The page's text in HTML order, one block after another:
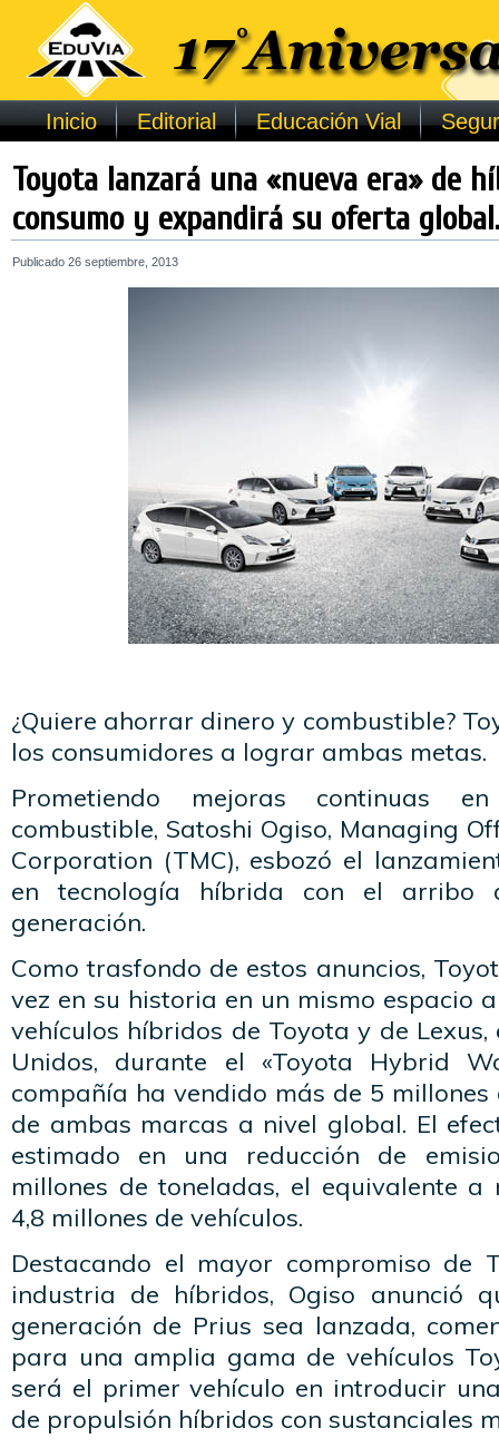
Inicio Editorial Educación Vial
Toyota lanzará una «nueva era» de
consumo y expandirá su oferta global.
Publicado 26 septiembre, 2013
¿Quiere ahorrar dinero y combustible?
los consumidores a lograr ambas metas.
Prometiendo mejoras continuas
combustible, Satoshi Ogiso, Managing
Corporation (TMC), esbozó el
en tecnología híbrida con el arribo
generación.
Como trasfondo de estos anuncios,
vez en su historia en un mismo espacio
vehículos híbridos de Toyota y de Lexus,
Unidos, durante el «Toyota Hybrid
compañía ha vendido más de 5
de ambas marcas a nivel global. El
estimado en una reducción de
millones de toneladas, el equivalente
4,8 millones de vehículos.
Destacando el mayor compromiso de
industria de híbridos, Ogiso anunció
generación de Prius sea lanzada,
para una amplia gama de vehículos
será el primer vehículo en introducir
de propulsión híbridos con sustanciales